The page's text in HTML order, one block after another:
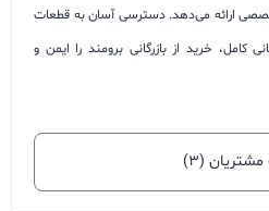
(۳)
ارائه می‌دهد. دسترسی آسان به قطعات
خرید از بازرگانی برومند را ایمن و